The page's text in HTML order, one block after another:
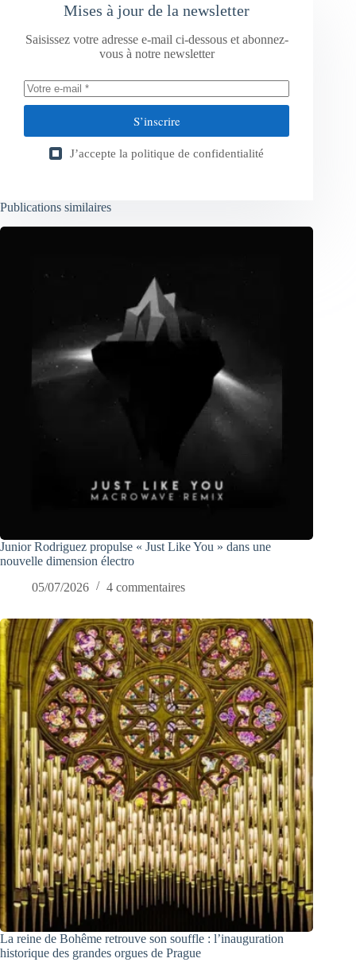
Mises à jour de la newsletter
Saisissez votre adresse e-mail ci-dessous et abonnez-
vous à notre newsletter
S’inscrire
J’accepte la politique de confidentialité
Publications similaires
Junior Rodriguez propulse « Just Like You » dans une
nouvelle dimension électro
05/07/2026
4 commentaires
La reine de Bohême retrouve son souffle : l’inauguration
historique des grandes orgues de Prague